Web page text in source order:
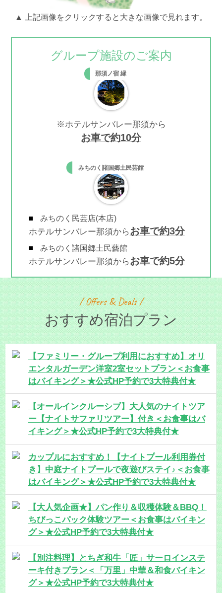
▲ 上記画像をクリックすると大きな画像で見れます。
グループ施設のご案内
那須ノ宿 縁
※ホテルサンバレー那須から
お車で約10分
みちのく諸国郷土民芸館
みちのく民芸店(本店)
ホテルサンバレー那須からお車で約3分
みちのく諸国郷土民藝館
ホテルサンバレー那須からお車で約5分
/ Offers & Deals /
おすすめ宿泊プラン
【ファミリー・グループ利用におすすめ】オリ
エンタルガーデン洋室2室セットプラン＜お食事
はバイキング＞★公式HP予約で3大特典付★
【オールインクルーシブ】大人気のナイトツア
ー【ナイトサファリツアー】付き＜お食事はバ
イキング＞★公式HP予約で3大特典付★
カップルにおすすめ！【ナイトプール利用券付
き】中庭ナイトプールで夜遊びステイ♪＜お食事
はバイキング＞★公式HP予約で3大特典付★
【大人気企画★】パン作り＆収穫体験＆BBQ！
ちびっこパック体験ツアー＜お食事はバイキン
グ＞★公式HP予約で3大特典付★
【別注料理】とちぎ和牛「匠」サーロインステ
ーキ付きプラン＜「万里」中華＆和食バイキン
グ＞★公式HP予約で3大特典付★